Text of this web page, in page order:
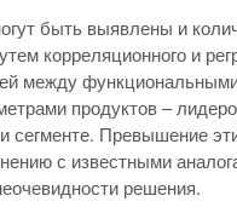
быть выявлены и
корреляционного и
между
продуктов –
сегменте. Превышение
с известными
решения.